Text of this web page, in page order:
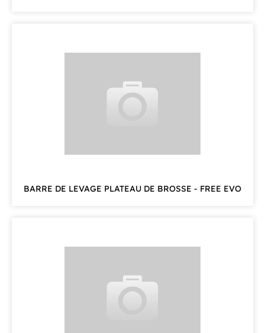
BARRE DE LEVAGE PLATEAU DE BROSSE - FREE EVO